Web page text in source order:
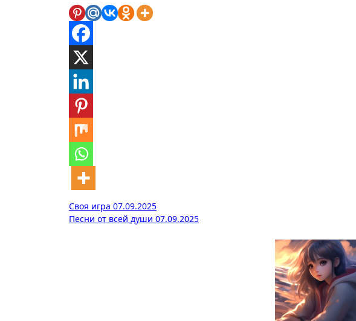
Навигация
Своя игра 07.09.2025
Песни от всей души 07.09.2025